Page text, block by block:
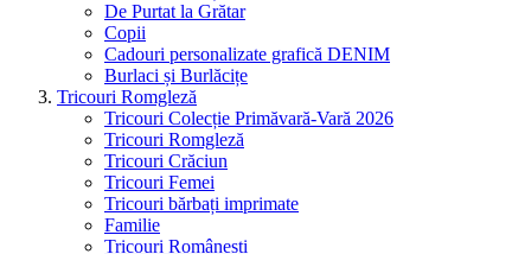
De Purtat la Grătar
Copii
Cadouri personalizate grafică DENIM
Burlaci și Burlăcițe
Tricouri Romgleză
Tricouri Colecție Primăvară-Vară 2026
Tricouri Romgleză
Tricouri Crăciun
Tricouri Femei
Tricouri bărbați imprimate
Familie
Tricouri Românești